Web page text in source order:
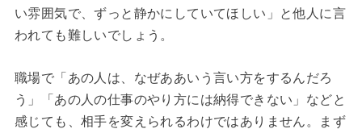
い雰囲気で、ずっと静かにしていてほしい」と他人に言
われても難しいでしょう。
職場で「あの人は、なぜああいう言い方をするんだろ
う」「あの人の仕事のやり方には納得できない」などと
感じても、相手を変えられるわけではありません。まず